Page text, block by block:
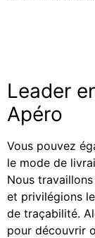
Leader
Apéro
Vous pouvez
le mode de
Nous
et privilégions
de traçabilité.
pour découvrir